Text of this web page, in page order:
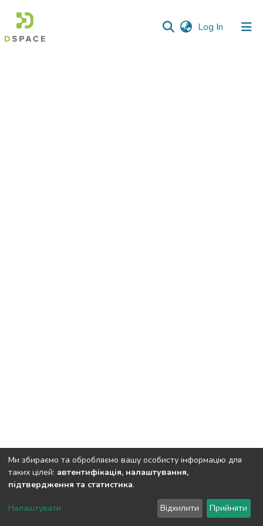
Log In (current)
DSpace software copyright © 2002-2026 LYRASIS
Send Feedback
Ми збираємо та обробляємо вашу особисту інформацію для
таких цілей: автентифікація, налаштування,
підтвердження та статистика.
Налаштувати Відхилити Прийняти